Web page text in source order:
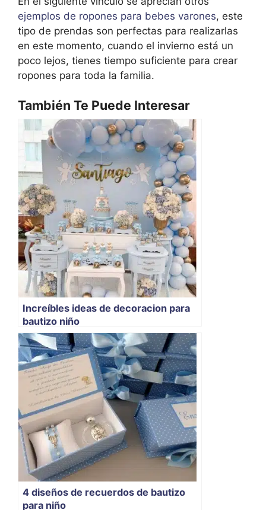
ejemplos de ropones para bebes varones, este
tipo de prendas son perfectas para realizarlas
en este momento, cuando el invierno está un
poco lejos, tienes tiempo suficiente para crear
ropones para toda la familia.
También Te Puede Interesar
Increíbles ideas de decoracion para
bautizo niño
4 diseños de recuerdos de bautizo
para niño